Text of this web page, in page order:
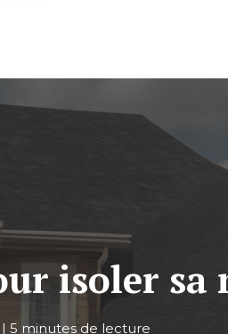
isoler sa
| 5 minutes de lecture